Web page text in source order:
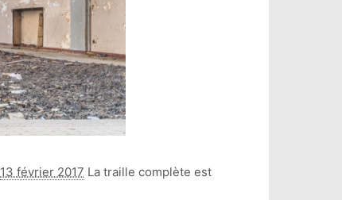
13 février 2017 La traille complète est